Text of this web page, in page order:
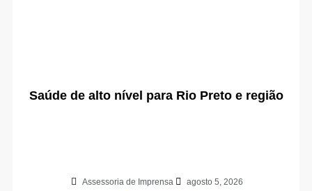
Saúde de alto nível para Rio Preto e região
Assessoria de Imprensa agosto 5, 2026